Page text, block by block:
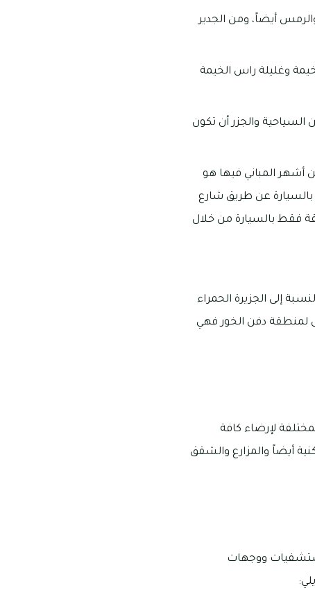
أيضاً، ومن الجدير
وغليلة راس الخيمة
والجزر أن تكون
المباني فيها هو
مطار رأس الخيمة الدولي في غضون 24 دقيقة فقط بالسيارة عن طريق شارع
كما يمكن الوصول إلى قلب إمارة رأس الخيمة في فترة مدتها 11 دقيقة فقط بالسيارة من خلال
فقط بالسيارة، أما بالنسبة إلى الجزيرة الحمراء
إلى الوصول لمنطقة دفن الخور فهي
لإرضاء كافة
أيضاً والمزارع والشقق
ووجهات